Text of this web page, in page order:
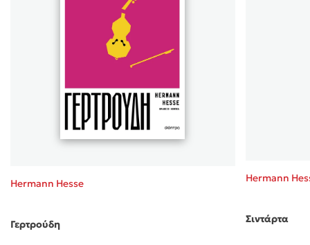
Hermann Hesse
Γερτρούδη
Hermann
Σιντάρτα